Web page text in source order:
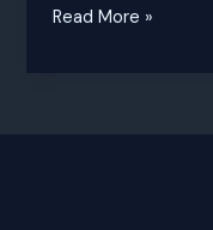
Traditia
Read More »